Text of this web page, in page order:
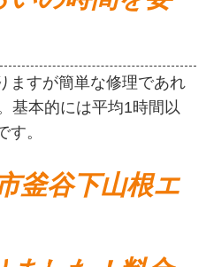
ますが簡単な修理であれ
基本的には平均1時間以
。
釜谷下山根エ